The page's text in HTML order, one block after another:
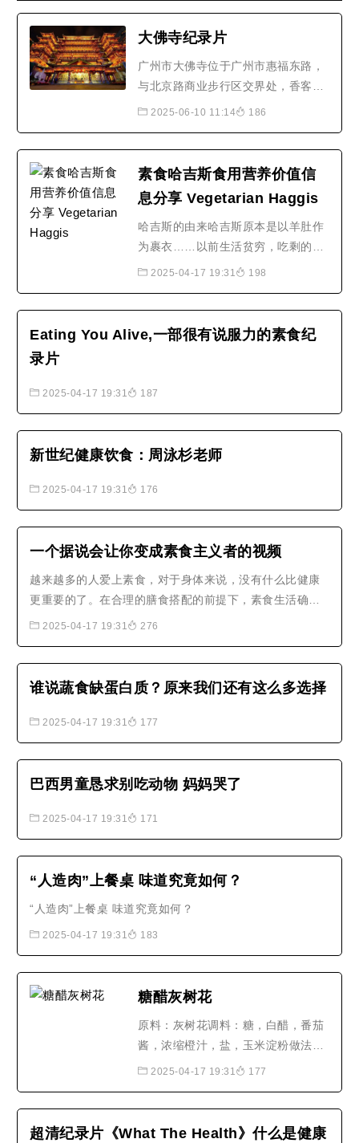
大佛寺纪录片
广州市大佛寺位于广州市惠福东路，
与北京路商业步行区交界处，香客络
绎不绝，固定修行者众。大佛寺始建
庵，明代(1368-1644)扩建为龙藏
西至龙藏街(龙藏街由此得名)南接惠
福路，北达西湖路。明末，寺址被
改..
2025-06-10 11:14 186
素食哈吉斯食用营养价值信
息分享 Vegetarian Haggis
哈吉斯的由来哈吉斯原本是以羊肚作
为裹衣……以前生活贫穷，吃剩的食
物捨不得丢，便把剩馀食物混合燕麦
对于Haggis的食材和由来，众说纷
（haggis）推崇而成为家喻户晓的..
2025-04-17 19:31 198
Eating You Alive,一部很有说服力的素食纪
录片
2025-04-17 19:31 187
新世纪健康饮食：周泳杉老师
2025-04-17 19:31 176
一个据说会让你变成素食主义者的视频
越来越多的人爱上素食，对于身体来说，没有什么比健康
更重要的了。在合理的膳食搭配的前提下，素食生活确实
是能为你的健康保驾护航的。素食，已然成为一种全新的
2025-04-17 19:31 276
谁说蔬食缺蛋白质？原来我们还有这么多选择
2025-04-17 19:31 177
巴西男童恳求别吃动物 妈妈哭了
2025-04-17 19:31 171
“人造肉”上餐桌 味道究竟如何？
“人造肉”上餐桌 味道究竟如何？
2025-04-17 19:31 183
糖醋灰树花
原料：灰树花调料：糖，白醋，番茄
酱，浓缩橙汁，盐，玉米淀粉做法：
1.将灰树花冷水泡开，然后洗干净，
2.锅内倒油，烧制5成热，将加工好
2025-04-17 19:31 177
超清纪录片《What The Health》什么是健康